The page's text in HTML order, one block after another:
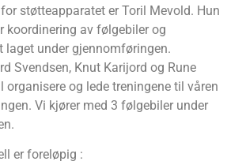
støtteapparatet er Toril Mevold. Hun
koordinering av følgebiler og
laget under gjennomføringen.
Svendsen, Knut Karijord og Rune
organisere og lede treningene til våren
Vi kjører med 3 følgebiler under
er foreløpig :